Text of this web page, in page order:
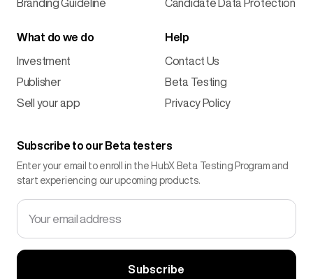
Branding Guideline
Candidate Data Protection
What do we do
Investment
Publisher
Sell your app
Help
Contact Us
Beta Testing
Privacy Policy
Subscribe to our Beta testers
Enter your email to enroll in the HubX Beta Testing Program and
start experiencing our upcoming products.
Your email address
Subscribe